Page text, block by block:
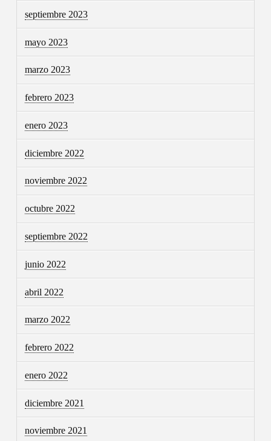
septiembre 2023
mayo 2023
marzo 2023
febrero 2023
enero 2023
diciembre 2022
noviembre 2022
octubre 2022
septiembre 2022
junio 2022
abril 2022
marzo 2022
febrero 2022
enero 2022
diciembre 2021
noviembre 2021